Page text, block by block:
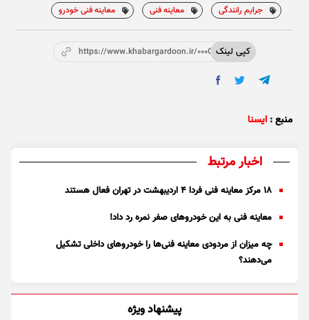
جرایم رانندگی معاینه فنی معاینه فنی خودرو‌
کپی لینکhttps://www.khabargardoon.ir/000OZC
منبع : ایسنا
اخبار مرتبط
۱۸ مرکز معاینه فنی فردا ۴ اردیبهشت در تهران فعال هستند
معاینه فنی به این خودرو‌های صفر نمره رد داد!
چه میزان از مردودی معاینه فنی‌ها را خودرو‌های داخلی تشکیل
می‌دهند؟
پیشنهاد ویژه